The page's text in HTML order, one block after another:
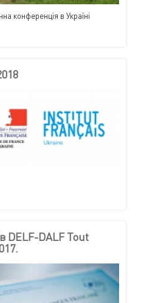
конференція в Україні
DELF-DALF Tout